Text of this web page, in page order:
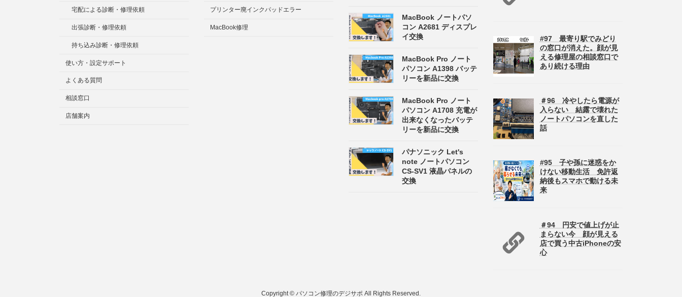
宅配による診断・修理依頼
出張診断・修理依頼
持ち込み診断・修理依頼
使い方・設定サポート
よくある質問
相談窓口
店舗案内
プリンター廃インクパッドエラー
MacBook修理
MacBook ノートパソ
コン A2681 ディスプレ
イ交換
MacBook Pro ノート
パソコン A1398 バッテ
リーを新品に交換
MacBook Pro ノート
パソコン A1708 充電が
出来なくなったバッテ
リーを新品に交換
パナソニック Let's
note ノートパソコン
CS-SV1 液晶パネルの
交換
#97 最寄り駅でみどり
の窓口が消えた。顔が見
える修理屋の相談窓口で
あり続ける理由
＃96 冷やしたら電源が
入らない 結露で壊れた
ノートパソコンを直した
話
#95 子や孫に迷惑をか
けない移動生活 免許返
納後もスマホで動ける未
来
＃94 円安で値上げが止
まらない今 顔が見える
店で買う中古iPhoneの安
心
Copyright © パソコン修理のデジサポ All Rights Reserved.